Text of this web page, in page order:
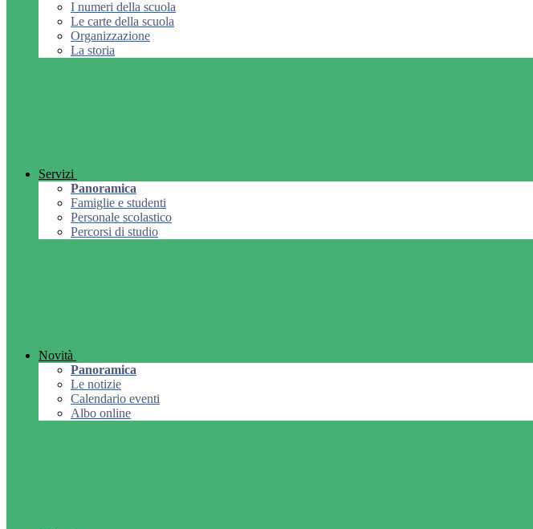
I numeri della scuola
Le carte della scuola
Organizzazione
La storia
Servizi
Panoramica
Famiglie e studenti
Personale scolastico
Percorsi di studio
Novità
Panoramica
Le notizie
Calendario eventi
Albo online